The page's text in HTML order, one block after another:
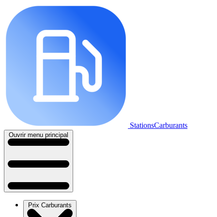
StationsCarburants
Ouvrir menu principal
Prix Carburants